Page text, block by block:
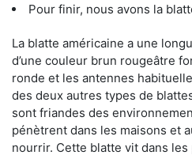
Pour finir, nous avons la
La blatte américaine a une
d’une couleur brun rougeâtre
ronde et les antennes
des deux autres types de
sont friandes des
pénètrent dans les maisons et
nourrir. Cette blatte vit dans